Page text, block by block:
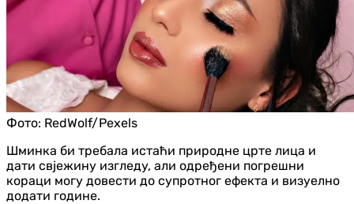
Фото: RedWolf/Pexels
Шминка би требала истаћи природне црте лица и
дати свјежину изгледу, али одређени погрешни
кораци могу довести до супротног ефекта и визуелно
додати године.